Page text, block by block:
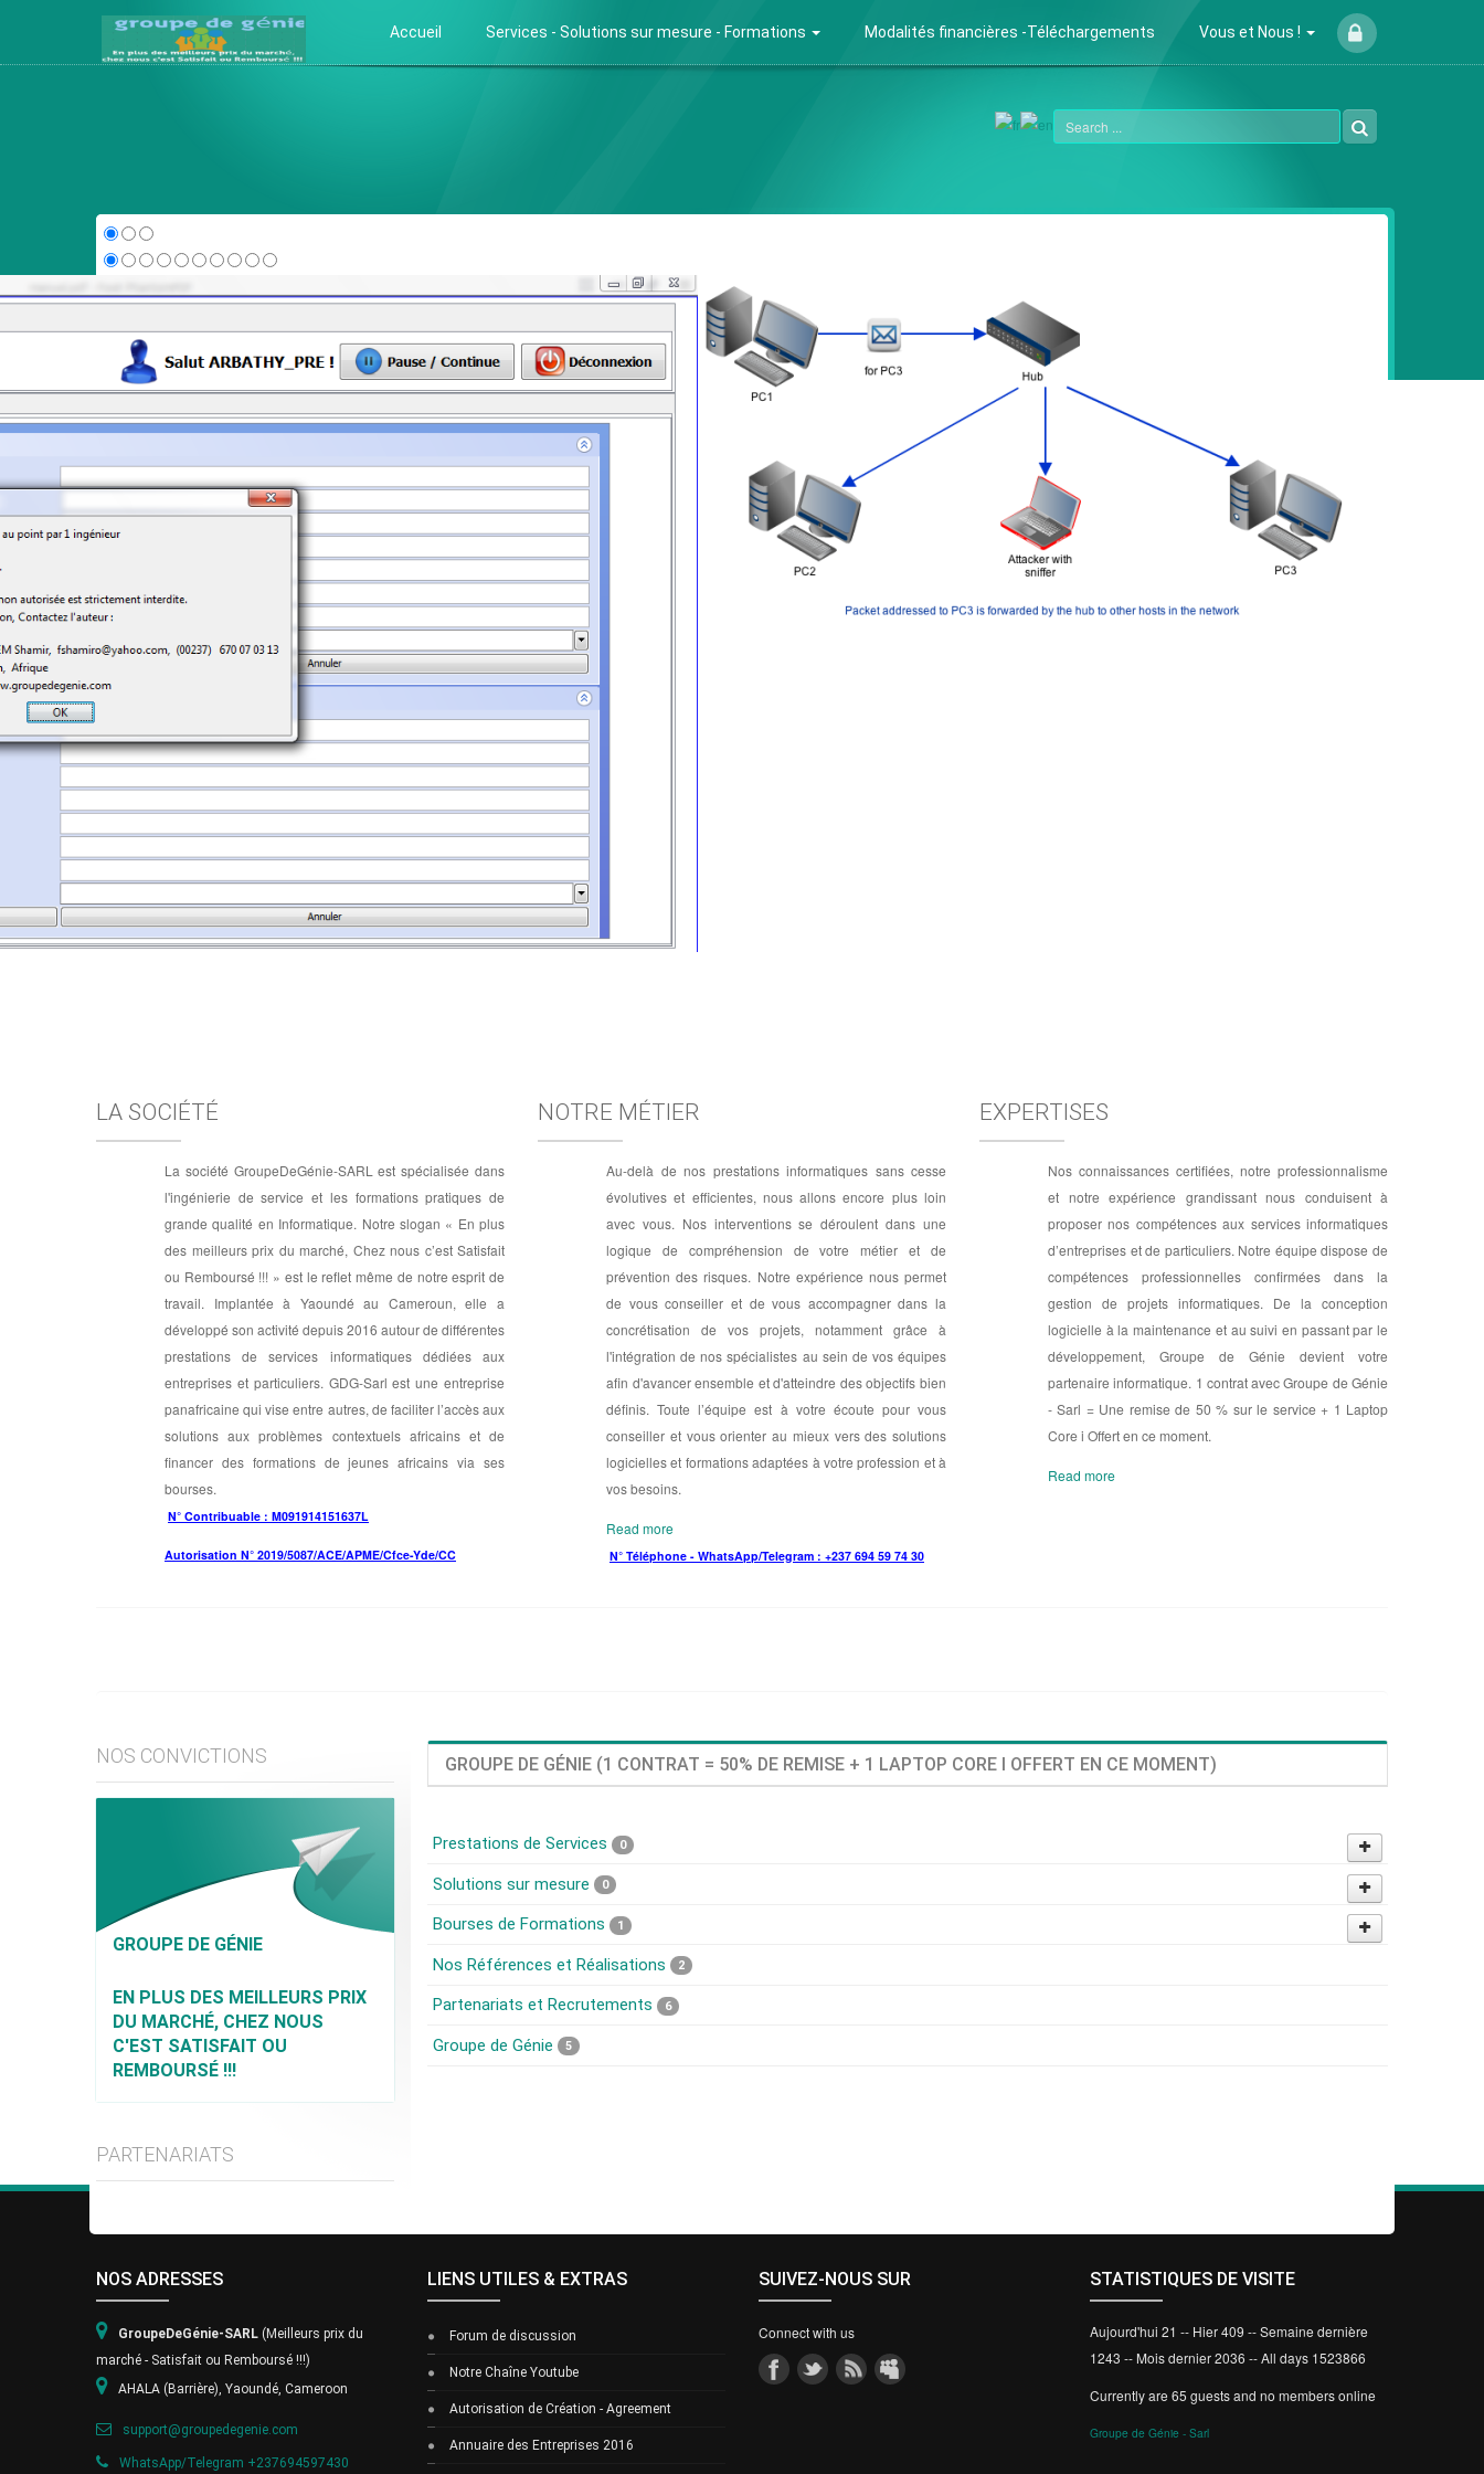
Accueil Services - Solutions sur mesure - Formations Modalités financières -Téléchargements Vous et Nous !
LA SOCIÉTÉ
La société GroupeDeGénie-SARL est spécialisée dans
l'ingénierie de service et les formations pratiques de
grande qualité en Informatique. Notre slogan « En plus
des meilleurs prix du marché, Chez nous c’est Satisfait
ou Remboursé !!! » est le reflet même de notre esprit de
travail. Implantée à Yaoundé au Cameroun, elle a
développé son activité depuis 2016 autour de différentes
prestations de services informatiques dédiées aux
entreprises et particuliers. GDG-Sarl est une entreprise
panafricaine qui vise entre autres, de faciliter l’accès aux
solutions aux problèmes contextuels africains et de
financer des formations de jeunes africains via ses
bourses.
N° Contribuable : M091914151637L
Autorisation N° 2019/5087/ACE/APME/Cfce-Yde/CC
NOTRE MÉTIER
Au-delà de nos prestations informatiques sans cesse
évolutives et efficientes, nous allons encore plus loin
avec vous. Nos interventions se déroulent dans une
logique de compréhension de votre métier et de
prévention des risques. Notre expérience nous permet
de vous conseiller et de vous accompagner dans la
concrétisation de vos projets, notamment grâce à
l'intégration de nos spécialistes au sein de vos équipes
afin d'avancer ensemble et d'atteindre des objectifs bien
définis. Toute l’équipe est à votre écoute pour vous
conseiller et vous orienter au mieux vers des solutions
logicielles et formations adaptées à votre profession et à
vos besoins.
Read more
N° Téléphone - WhatsApp/Telegram : +237 694 59 74 30
EXPERTISES
Nos connaissances certifiées, notre professionnalisme
et notre expérience grandissant nous conduisent à
proposer nos compétences aux services informatiques
d’entreprises et de particuliers. Notre équipe dispose de
compétences professionnelles confirmées dans la
gestion de projets informatiques. De la conception
logicielle à la maintenance et au suivi en passant par le
développement, Groupe de Génie devient votre
partenaire informatique. 1 contrat avec Groupe de Génie
- Sarl = Une remise de 50 % sur le service + 1 Laptop
Core i Offert en ce moment.
Read more
NOS CONVICTIONS
GROUPE DE GÉNIE
EN PLUS DES MEILLEURS PRIX
DU MARCHÉ, CHEZ NOUS
C'EST SATISFAIT OU
REMBOURSÉ !!!
PARTENARIATS
GROUPE DE GÉNIE (1 CONTRAT = 50% DE REMISE + 1 LAPTOP CORE I OFFERT EN CE MOMENT)
Prestations de Services 0
Solutions sur mesure 0
Bourses de Formations 1
Nos Références et Réalisations 2
Partenariats et Recrutements 6
Groupe de Génie 5
NOS ADRESSES
GroupeDeGénie-SARL (Meilleurs prix du
marché - Satisfait ou Remboursé !!!)
AHALA (Barrière), Yaoundé, Cameroon
support@groupedegenie.com
WhatsApp/Telegram +237694597430
LIENS UTILES & EXTRAS
Forum de discussion
Notre Chaîne Youtube
Autorisation de Création - Agreement
Annuaire des Entreprises 2016
SUIVEZ-NOUS SUR
Connect with us
STATISTIQUES DE VISITE
Aujourd'hui 21 -- Hier 409 -- Semaine dernière
1243 -- Mois dernier 2036 -- All days 1523866
Currently are 65 guests and no members online
Groupe de Génie - Sarl